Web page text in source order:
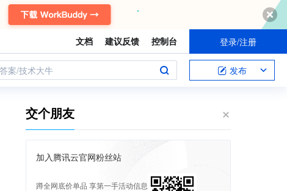
文档 建议反馈 控制台 登录/注册
案/技术大牛 发布
交个朋友
加入腾讯云官网粉丝站
蹲全网底价单品 享第一手活动信息